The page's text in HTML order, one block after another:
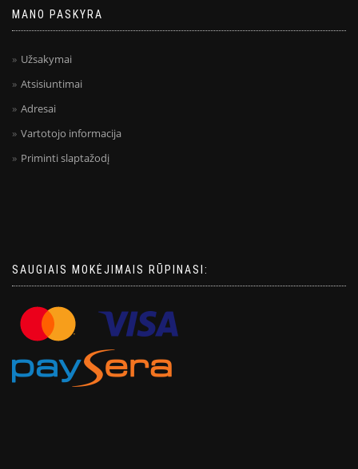
MANO PASKYRA
Užsakymai
Atsisiuntimai
Adresai
Vartotojo informacija
Priminti slaptažodį
SAUGIAIS MOKĖJIMAIS RŪPINASI: